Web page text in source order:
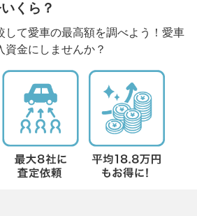
くら？
して愛車の最高額を調べよう！愛車
資金にしませんか？